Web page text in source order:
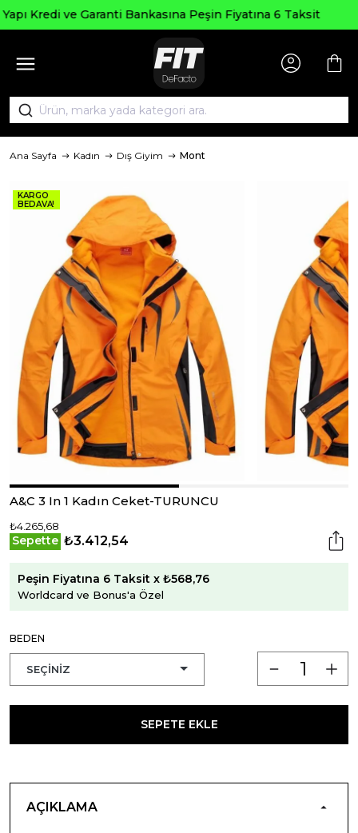
Fiyatına 6 Taksit
Ana Sayfa Kadın Dış Giyim Mont
KARGO
BEDAVA!
A&C 3 In 1 Kadın Ceket-TURUNCU
₺4.265,68
Sepette ₺3.412,54
Peşin Fiyatına 6 Taksit x ₺568,76
Worldcard ve Bonus'a Özel
BEDEN
SEPETE EKLE
AÇIKLAMA